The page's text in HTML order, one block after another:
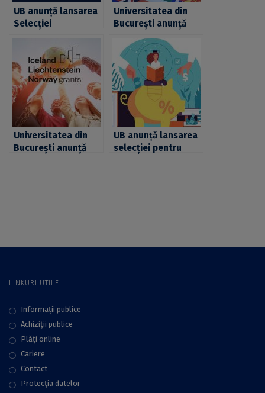
UB anunță lansarea
Selecției
Mobilități de Studii
Erasmus
Universitatea din
București anunță
lansarea selecției
pentru mobilități de
studiu Erasmus în
cadrul
universităților
partenere CIVIS
Universitatea din
București anunță
UB anunță lansarea
selecției pentru
Karls Universitaet
LINKURI UTILE
Informații publice
Achiziții publice
Plăţi online
Cariere
Contact
Protecţia datelor